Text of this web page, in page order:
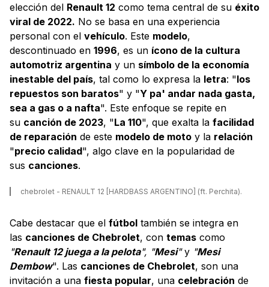
elección del Renault 12 como tema central de su éxito
viral de 2022. No se basa en una experiencia
personal con el vehículo. Este modelo,
descontinuado en 1996, es un ícono de la cultura
automotriz argentina y un símbolo de la economía
inestable del país, tal como lo expresa la letra: "los
repuestos son baratos" y "Y pa' andar nada gasta,
sea a gas o a nafta". Este enfoque se repite en
su canción de 2023, "La 110", que exalta la facilidad
de reparación de este modelo de moto y la relación
"precio calidad", algo clave en la popularidad de
sus canciones.
chebrolet - RENAULT 12 [HARDBASS ARGENTINO] (ft. Perchita).
Cabe destacar que el fútbol también se integra en
las canciones de Chebrolet, con temas como
"Renault 12 juega a la pelota", "Mesi"y "Mesi
Dembow". Las canciones de Chebrolet, son una
invitación a una fiesta popular, una celebración de